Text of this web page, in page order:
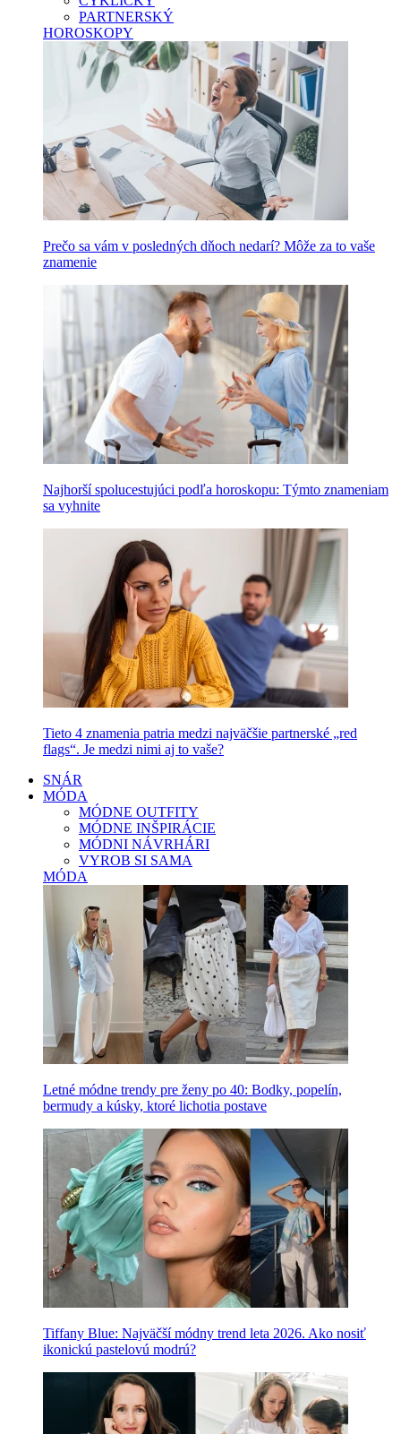
PARTNERSKÝ
HOROSKOPY
Prečo sa vám v posledných dňoch nedarí? Môže za to vaše
znamenie
Najhorší spolucestujúci podľa horoskopu: Týmto znameniam
sa vyhnite
Tieto 4 znamenia patria medzi najväčšie partnerské „red
flags“. Je medzi nimi aj to vaše?
SNÁR
MÓDA
MÓDNE OUTFITY
MÓDNE INŠPIRÁCIE
MÓDNI NÁVRHÁRI
VYROB SI SAMA
MÓDA
Letné módne trendy pre ženy po 40: Bodky, popelín,
bermudy a kúsky, ktoré lichotia postave
Tiffany Blue: Najväčší módny trend leta 2026. Ako nosiť
ikonickú pastelovú modrú?